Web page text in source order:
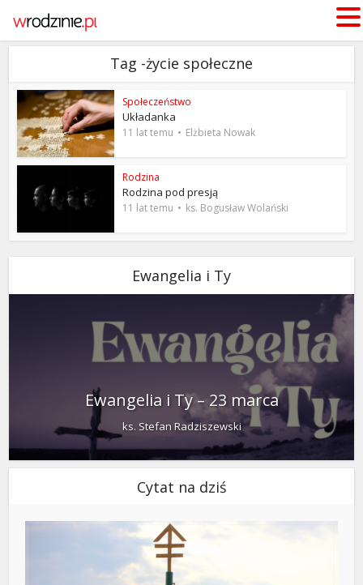
Tag -życie społeczne
Społeczeństwo
Układanka
11 lat temu Elżbieta Nowak
Rodzina
Rodzina pod presją
11 lat temu ks. Bogusław Wolański
Ewangelia i Ty
Ewangelia i Ty – 23 marca
ks. Stefan Radziszewski
Cytat na dziś